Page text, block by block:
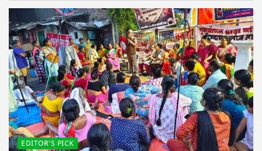
EDITOR'S PICK